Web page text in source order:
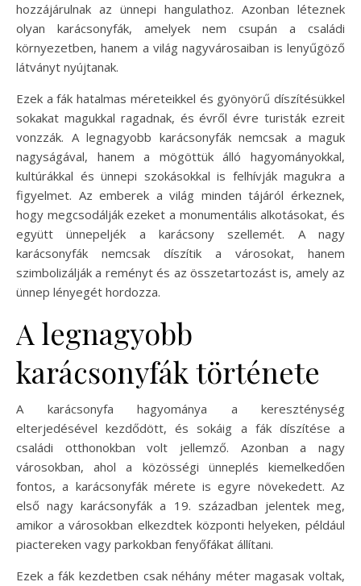
hozzájárulnak az ünnepi hangulathoz. Azonban léteznek
olyan karácsonyfák, amelyek nem csupán a családi
környezetben, hanem a világ nagyvárosaiban is lenyűgöző
látványt nyújtanak.
Ezek a fák hatalmas méreteikkel és gyönyörű díszítésükkel
sokakat magukkal ragadnak, és évről évre turisták ezreit
vonzzák. A legnagyobb karácsonyfák nemcsak a maguk
nagyságával, hanem a mögöttük álló hagyományokkal,
kultúrákkal és ünnepi szokásokkal is felhívják magukra a
figyelmet. Az emberek a világ minden tájáról érkeznek,
hogy megcsodálják ezeket a monumentális alkotásokat, és
együtt ünnepeljék a karácsony szellemét. A nagy
karácsonyfák nemcsak díszítik a városokat, hanem
szimbolizálják a reményt és az összetartozást is, amely az
ünnep lényegét hordozza.
A legnagyobb
karácsonyfák története
A karácsonyfa hagyománya a kereszténység
elterjedésével kezdődött, és sokáig a fák díszítése a
családi otthonokban volt jellemző. Azonban a nagy
városokban, ahol a közösségi ünneplés kiemelkedően
fontos, a karácsonyfák mérete is egyre növekedett. Az
első nagy karácsonyfák a 19. században jelentek meg,
amikor a városokban elkezdtek központi helyeken, például
piactereken vagy parkokban fenyőfákat állítani.
Ezek a fák kezdetben csak néhány méter magasak voltak,